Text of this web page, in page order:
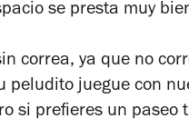
se presta muy
correa, ya que no
peludito juegue con
si prefieres un paseo